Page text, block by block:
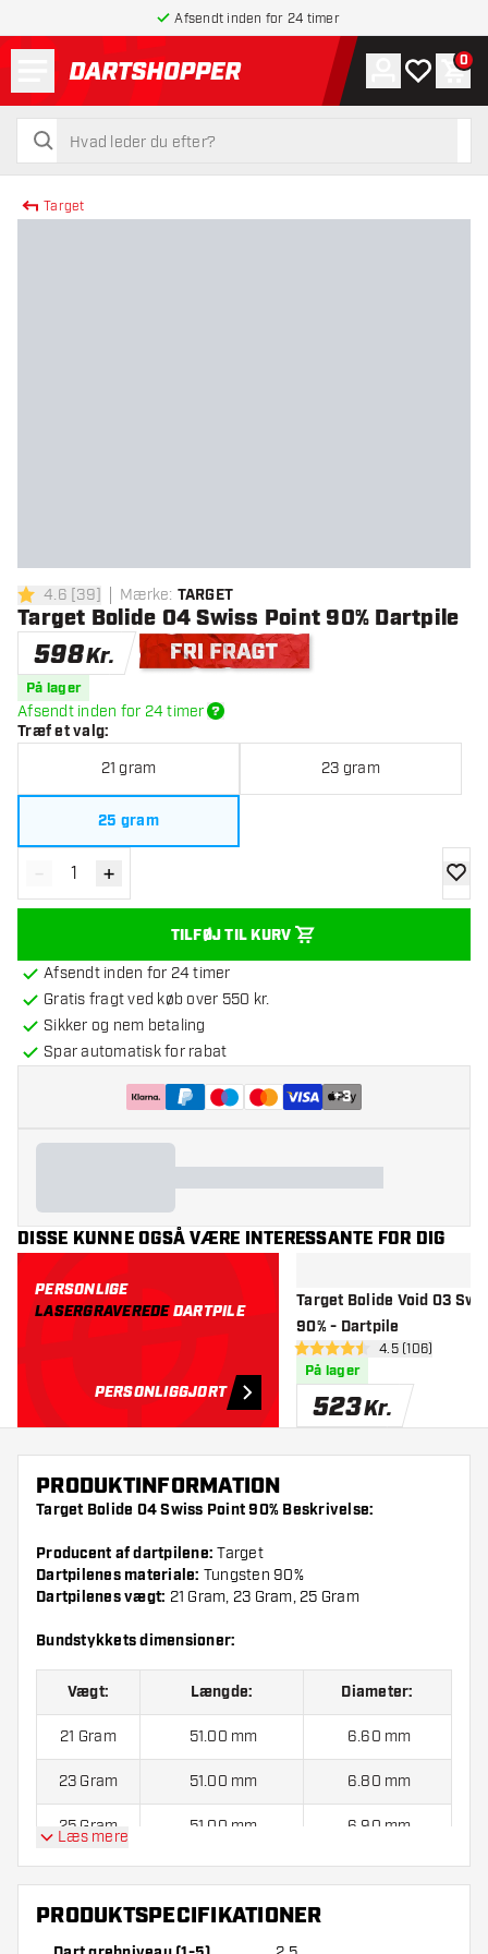
Afsendt inden for 24 timer
tilbage til forsiden
søg
søg
Konto
Min 0
Target
4.6 bedømmelsesstjerner
4.6 [39] Mærke: TARGET
Target Bolide 04 Swiss Point 90% Dartpile
598Kr.
På lager
Afsendt inden for 24 timer
Træf et valg:
21 gram 23 gram
25 gram
Reducér antal
- Øg antal
+
TILFØJ TIL KURV
Afsendt inden for 24 timer
Gratis fragt ved køb over 550 kr.
Sikker og nem betaling
Spar automatisk for rabat
+3
DISSE KUNNE OGSÅ VÆRE INTERESSANTE FOR DIG
PERSONLIGE
LASERGRAVEREDEDARTPILE
PERSONLIGGJORT
Target Bolide Void 03
90% - Dartpile
åbn
4.5 bedømmelsesstjerner
4.5 (106)
På lager
523Kr.
PRODUKTINFORMATION
Target Bolide 04 Swiss Point 90% Beskrivelse:
Producent af dartpilene: Target
Dartpilenes materiale: Tungsten 90%
Dartpilenes vægt: 21 Gram, 23 Gram, 25 Gram
Bundstykkets dimensioner:
Vægt: Længde: Diameter:
21 Gram 51.00 mm 6.60 mm
23 Gram 51.00 mm 6.80 mm
25 Gram 51.00 mm 6.90 mm
3 Flights og 3 Skafter.
Læs mere
PRODUKTSPECIFIKATIONER